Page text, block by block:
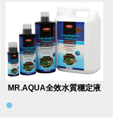
MR.AQUA全效水質穩定液